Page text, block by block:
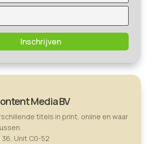
Inschrijven
Media BV
titels in print, online en waar
Unit C0-52